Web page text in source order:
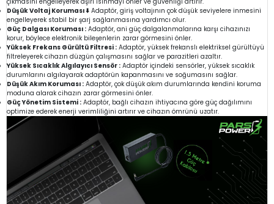
Düşük Voltaj Koruması ⬇️ Adaptör, giriş voltajının çok düşük seviyelere inmesini
engelleyerek stabil bir şarj sağlanmasına yardımcı olur.
Güç Dalgası Koruması : Adaptör, ani güç dalgalanmalarına karşı cihazınızı
korur, böylece elektronik bileşenlerin zarar görmesini önler.
Yüksek Frekans Gürültü Filtresi : Adaptör, yüksek frekanslı elektriksel gürültüyü
filtreleyerek cihazın düzgün çalışmasını sağlar ve parazitleri azaltır.
Yüksek Sıcaklık Algılayıcı Sensör : Adaptör içindeki sensörler, yüksek sıcaklık
durumlarını algılayarak adaptörün kapanmasını ve soğumasını sağlar.
Düşük Akım Koruması : Adaptör, çok düşük akım durumlarında kendini koruma
moduna alarak cihazın zarar görmesini önler.
Güç Yönetim Sistemi : Adaptör, bağlı cihazın ihtiyacına göre güç dağılımını
optimize ederek enerji verimliliğini artırır ve cihazın ömrünü uzatır.